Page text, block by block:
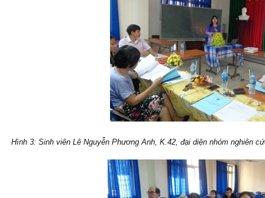
Hình 3: Sinh viên Lê Nguyễn Phương Anh, K.42, đại diện nhóm nghiên